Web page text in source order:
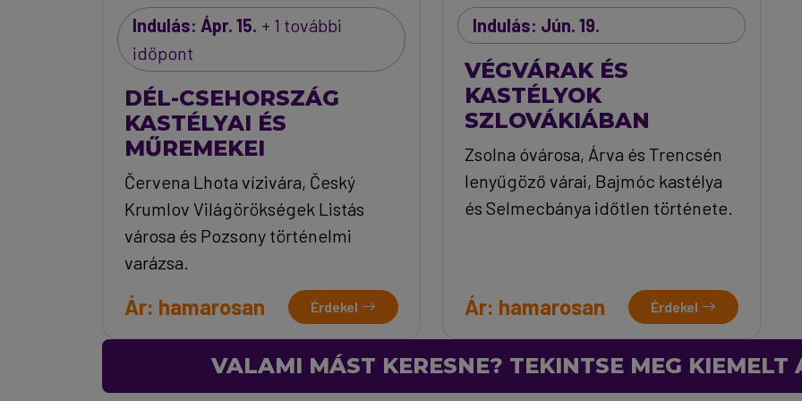
Indulás: Ápr. 15. + 1 további
időpont
DÉL-CSEHORSZÁG
KASTÉLYAI ÉS
MŰREMEKEI
Červena Lhota vízivára, Český
Krumlov Világörökségek Listás
városa és Pozsony történelmi
varázsa.
Ár: hamarosan Érdekel
Indulás: Jún. 19.
VÉGVÁRAK ÉS
KASTÉLYOK
SZLOVÁKIÁBAN
Zsolna óvárosa, Árva és Trencsén
lenyűgöző várai, Bajmóc kastélya
és Selmecbánya időtlen története.
Ár: hamarosan Érdekel
VALAMI MÁST KERESNE? TEKINTSE MEG